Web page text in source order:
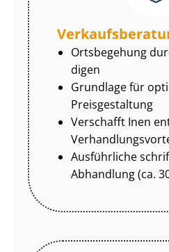
Ortsbegehung
di­gen
Grundlage für
Preisgestaltung
Verschafft Inen
Ausführliche
Abhandlung (ca.